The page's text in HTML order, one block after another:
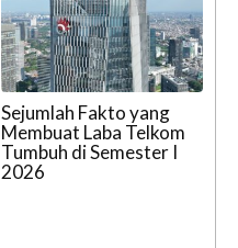
Sejumlah Fakto yang
Membuat Laba Telkom
Tumbuh di Semester I
2026